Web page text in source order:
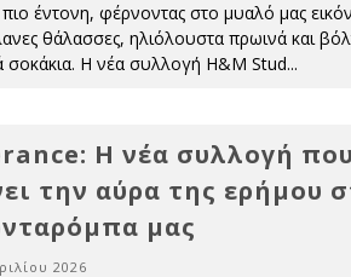
έντονη, φέρνοντας στο μυαλό μας
θάλασσες, ηλιόλουστα πρωινά και
σοκάκια. Η νέα συλλογή H&M Stud...
Η νέα συλλογή που
την αύρα της ερήμου
μας
2026